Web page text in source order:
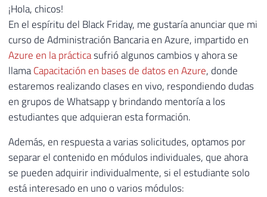
¡Hola, chicos!
En el espíritu del Black Friday, me gustaría anunciar que mi
curso de Administración Bancaria en Azure, impartido en
Azure en la prácticasufrió algunos cambios y ahora se
llamaCapacitación en bases de datos en Azure, donde
estaremos realizando clases en vivo, respondiendo dudas
en grupos de Whatsapp y brindando mentoría a los
estudiantes que adquieran esta formación.
Además, en respuesta a varias solicitudes, optamos por
separar el contenido en módulos individuales, que ahora
se pueden adquirir individualmente, si el estudiante solo
está interesado en uno o varios módulos: